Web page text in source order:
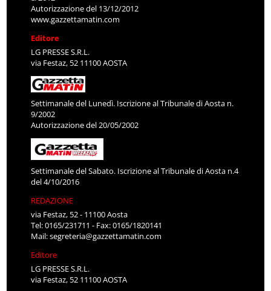
Autorizzazione del 13/12/2012
www.gazzettamatin.com
Editore
LG PRESSE S.R.L.
via Festaz, 52 11100 AOSTA
Settimanale del Lunedì. Iscrizione al Tribunale di Aosta n.
9/2002
Autorizzazione del 20/05/2002
Settimanale del Sabato. Iscrizione al Tribunale di Aosta n.4
del 4/10/2016
REDAZIONE
via Festaz, 52 - 11100 Aosta
Tel: 0165/231711 - Fax: 0165/1820141
Mail:segreteria@gazzettamatin.com
Editore
LG PRESSE S.R.L.
via Festaz, 52 11100 AOSTA